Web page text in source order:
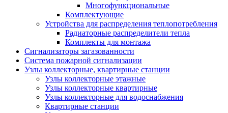
Многофункциональные
Комплектующие
Устройства для распределения теплопотребления
Радиаторные распределители тепла
Комплекты для монтажа
Сигнализаторы загазованности
Система пожарной сигнализации
Узлы коллекторные, квартирные станции
Узлы коллекторные этажные
Узлы коллекторные квартирные
Узлы коллекторные для водоснабжения
Квартирные станции